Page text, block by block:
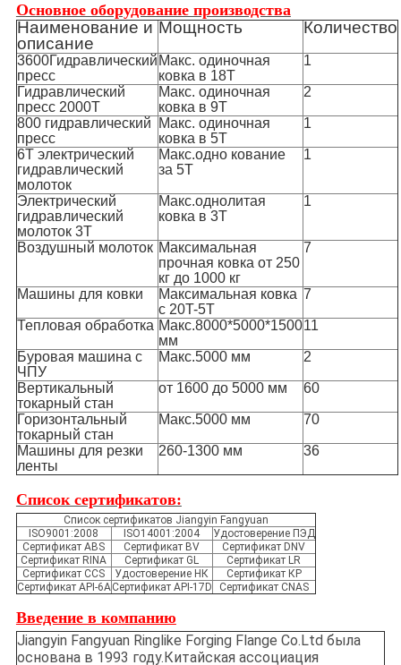
Основное оборудование производства
Наименование и
описание
Мощность Количество
3600Гидравлический
пресс
Макс. одиночная
ковка в 18T
1
Гидравлический
пресс 2000T
Макс. одиночная
ковка в 9T
2
800 гидравлический
пресс
Макс. одиночная
ковка в 5T
1
6Т электрический
гидравлический
молоток
Макс.одно кование
за 5T
1
Электрический
гидравлический
молоток 3T
Макс.однолитая
ковка в 3T
1
Воздушный молоток Максимальная
прочная ковка от 250
кг до 1000 кг
7
Машины для ковки
Максимальная ковка
с 20T-5T
7
Тепловая обработка Макс.8000*5000*1500
мм
11
Буровая машина с
ЧПУ
Макс.5000 мм 2
Вертикальный
токарный стан
от 1600 до 5000 мм 60
Горизонтальный
токарный стан
Макс.5000 мм 70
Машины для резки
ленты
260-1300 мм 36
Список сертификатов:
Список сертификатов Jiangyin Fangyuan
ISO9001:2008
ISO14001:2004
Удостоверение ПЭД
Сертификат ABS
Сертификат BV
Сертификат DNV
Сертификат RINA
Сертификат GL
Сертификат LR
Сертификат CCS
Удостоверение НК
Сертификат КР
Сертификат API-6AСертификат API-17D Сертификат CNAS
Введение в компанию
Jiangyin Fangyuan Ringlike Forging Flange Co.Ltd была
основана в 1993 году.Китайская ассоциация